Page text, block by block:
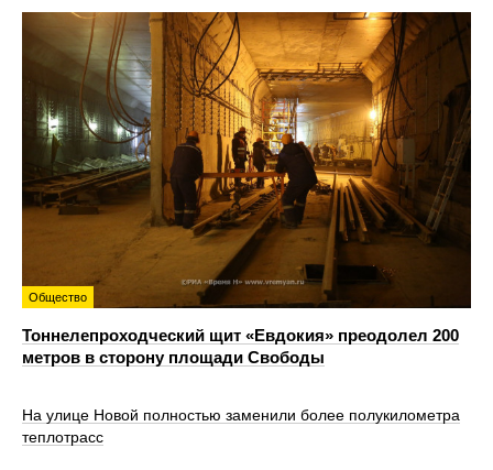
Общество
Тоннелепроходческий щит «Евдокия» преодолел 200
метров в сторону площади Свободы
На улице Новой полностью заменили более полукилометра
теплотрасс